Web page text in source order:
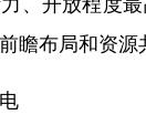
、开放程度
瞻布局和资